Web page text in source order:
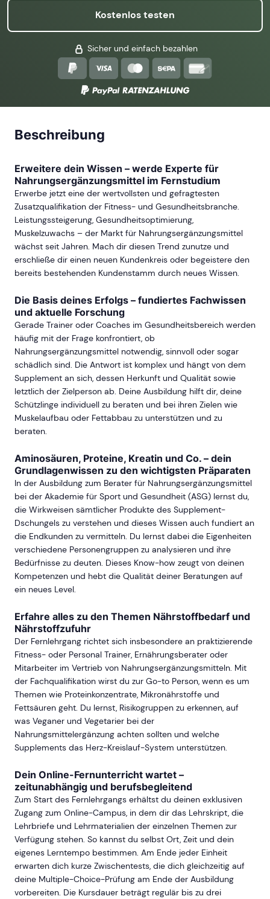
Kostenlos testen
Sicher und einfach bezahlen
Beschreibung
Erweitere dein Wissen – werde Experte für
Nahrungsergänzungsmittel im Fernstudium
Erwerbe jetzt eine der wertvollsten und gefragtesten
Zusatzqualifikation der Fitness- und Gesundheitsbranche.
Leistungssteigerung, Gesundheitsoptimierung,
Muskelzuwachs – der Markt für Nahrungsergänzungsmittel
wächst seit Jahren. Mach dir diesen Trend zunutze und
erschließe dir einen neuen Kundenkreis oder begeistere den
bereits bestehenden Kundenstamm durch neues Wissen.
Die Basis deines Erfolgs – fundiertes Fachwissen
und aktuelle Forschung
Gerade Trainer oder Coaches im Gesundheitsbereich werden
häufig mit der Frage konfrontiert, ob
Nahrungsergänzungsmittel notwendig, sinnvoll oder sogar
schädlich sind. Die Antwort ist komplex und hängt von dem
Supplement an sich, dessen Herkunft und Qualität sowie
letztlich der Zielperson ab. Deine Ausbildung hilft dir, deine
Schützlinge individuell zu beraten und bei ihren Zielen wie
Muskelaufbau oder Fettabbau zu unterstützen und zu
beraten.
Aminosäuren, Proteine, Kreatin und Co. – dein
Grundlagenwissen zu den wichtigsten Präparaten
In der Ausbildung zum Berater für Nahrungsergänzungsmittel
bei der Akademie für Sport und Gesundheit (ASG) lernst du,
die Wirkweisen sämtlicher Produkte des Supplement-
Dschungels zu verstehen und dieses Wissen auch fundiert an
die Endkunden zu vermitteln. Du lernst dabei die Eigenheiten
verschiedene Personengruppen zu analysieren und ihre
Bedürfnisse zu deuten. Dieses Know-how zeugt von deinen
Kompetenzen und hebt die Qualität deiner Beratungen auf
ein neues Level.
Erfahre alles zu den Themen Nährstoffbedarf und
Nährstoffzufuhr
Der Fernlehrgang richtet sich insbesondere an praktizierende
Fitness- oder Personal Trainer, Ernährungsberater oder
Mitarbeiter im Vertrieb von Nahrungsergänzungsmitteln. Mit
der Fachqualifikation wirst du zur Go-to Person, wenn es um
Themen wie Proteinkonzentrate, Mikronährstoffe und
Fettsäuren geht. Du lernst, Risikogruppen zu erkennen, auf
was Veganer und Vegetarier bei der
Nahrungsmittelergänzung achten sollten und welche
Supplements das Herz-Kreislauf-System unterstützen.
Dein Online-Fernunterricht wartet –
zeitunabhängig und berufsbegleitend
Zum Start des Fernlehrgangs erhältst du deinen exklusiven
Zugang zum Online-Campus, in dem dir das Lehrskript, die
Lehrbriefe und Lehrmaterialien der einzelnen Themen zur
Verfügung stehen. So kannst du selbst Ort, Zeit und dein
eigenes Lerntempo bestimmen. Am Ende jeder Einheit
erwarten dich kurze Zwischentests, die dich gleichzeitig auf
deine Multiple-Choice-Prüfung am Ende der Ausbildung
vorbereiten. Die Kursdauer beträgt regulär bis zu drei